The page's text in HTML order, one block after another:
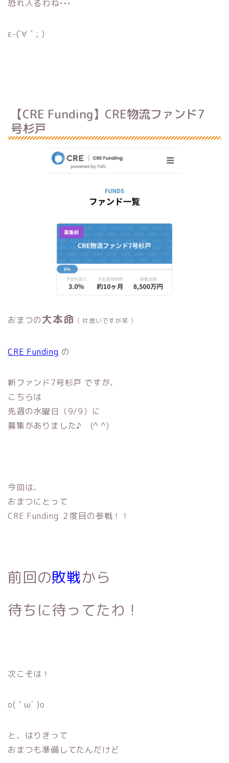
恐れ入るわね•••
ε-(´∀｀; )
【CRE Funding】CRE物流ファンド7
号杉戸
おまつの大本命 （ 片思いですが笑 ）
CRE Funding の
新ファンド7号杉戸 ですが、
こちらは
先週の水曜日（9/9）に
募集がありました♪ (^ ^)
今回は、
おまつにとって
CRE Funding ２度目の参戦！！
前回の敗戦から
待ちに待ってたわ！
次こそは！
o(｀ω´ )o
と、はりきって
おまつも準備してたんだけど